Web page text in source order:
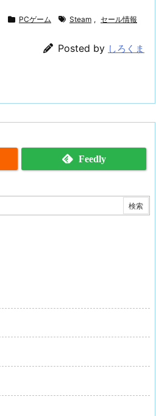
PCゲーム Steam , セール情報
Posted by しろくま
Feedly